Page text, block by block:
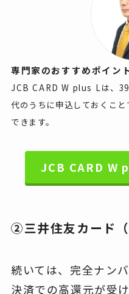
専門家のおすすめポイン
JCB CARD W plus Lは、39
代のうちに申込しておくこ
できます。
JCB CARD W
②三井住友カード（
続いては、完全ナン
決済での高還元が受